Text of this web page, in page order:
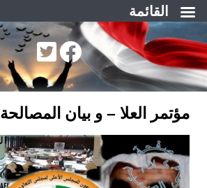
التجاوز
إلى
المحتوى
مؤتمر العلا – و بيان المصالحة
القائمة